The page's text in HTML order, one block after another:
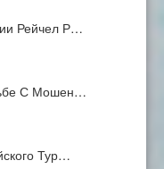
Рейчел Р…
С Мошен…
Тур…